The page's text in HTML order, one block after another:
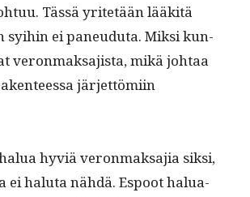
Tässä yritetään lääk­itä
syi­hin ei paneudu­ta. Mik­si kun­
veron­mak­sajista, mikä johtaa
jär­jet­tömi­in
hyviä veron­mak­sajia sik­si,
ei halu­ta nähdä. Espoot halu­a­